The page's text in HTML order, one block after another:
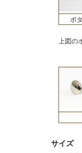
ボ
上図の
サイズ